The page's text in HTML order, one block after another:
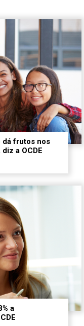
dá frutos nos
a OCDE
a